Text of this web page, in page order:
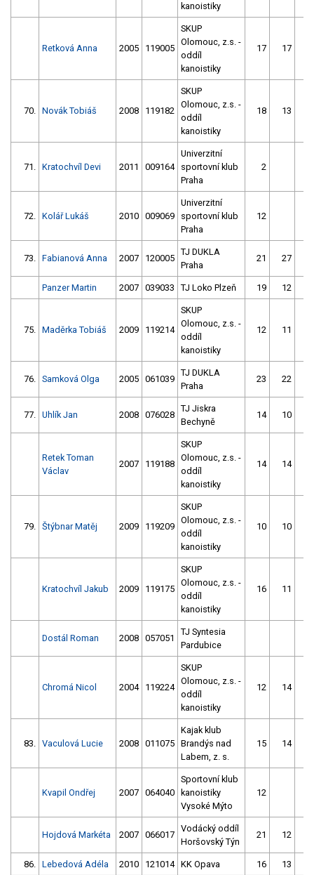
kanoistiky
Retková Anna 2005 119005
SKUP
Olomouc, z.s. -
oddíl
kanoistiky
17 17
70. Novák Tobiáš 2008 119182
SKUP
Olomouc, z.s. -
oddíl
kanoistiky
18 13
71. Kratochvíl Devi 2011 009164
Univerzitní
sportovní klub
Praha
2
72. Kolář Lukáš 2010 009069
Univerzitní
sportovní klub
Praha
12
73. Fabianová Anna 2007 120005
TJ DUKLA
Praha
21 27
Panzer Martin 2007 039033 TJ Loko Plzeň 19 12
75. Maděrka Tobiáš 2009 119214
SKUP
Olomouc, z.s. -
oddíl
kanoistiky
12 11
76. Samková Olga 2005 061039
TJ DUKLA
Praha
23 22
77. Uhlík Jan 2008 076028
TJ Jiskra
Bechyně
14 10
Retek Toman
Václav
2007 119188
SKUP
Olomouc, z.s. -
oddíl
kanoistiky
14 14
79. Štýbnar Matěj 2009 119209
SKUP
Olomouc, z.s. -
oddíl
kanoistiky
10 10
Kratochvíl Jakub 2009 119175
SKUP
Olomouc, z.s. -
oddíl
kanoistiky
16 11
Dostál Roman 2008 057051
TJ Syntesia
Pardubice
Chromá Nicol 2004 119224
SKUP
Olomouc, z.s. -
oddíl
kanoistiky
12 14
83. Vaculová Lucie 2008 011075
Kajak klub
Brandýs nad
Labem, z. s.
15 14
Kvapil Ondřej 2007 064040
Sportovní klub
kanoistiky
Vysoké Mýto
12
Hojdová Markéta 2007 066017
Vodácký oddíl
Horšovský Týn
21 12
86. Lebedová Adéla 2010 121014 KK Opava 16 13